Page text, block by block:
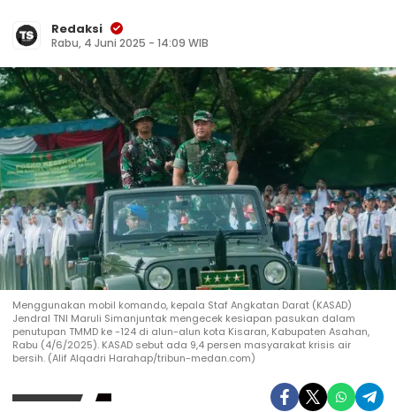
Redaksi
Rabu, 4 Juni 2025 - 14:09 WIB
Menggunakan mobil komando, kepala Staf Angkatan Darat (KASAD)
Jendral TNI Maruli Simanjuntak mengecek kesiapan pasukan dalam
penutupan TMMD ke -124 di alun-alun kota Kisaran, Kabupaten Asahan,
Rabu (4/6/2025). KASAD sebut ada 9,4 persen masyarakat krisis air
bersih. (Alif Alqadri Harahap/tribun-medan.com)